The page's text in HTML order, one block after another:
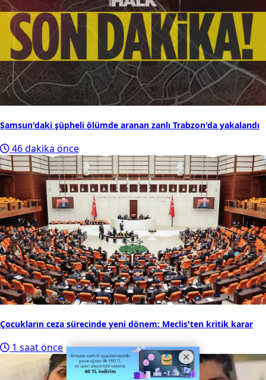
Samsun'daki şüpheli ölümde aranan zanlı Trabzon'da yakalandı
46 dakika önce
Çocukların ceza sürecinde yeni dönem: Meclis'ten kritik karar
1 saat önce